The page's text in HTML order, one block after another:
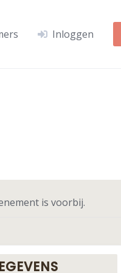
Inloggen
is voorbij.